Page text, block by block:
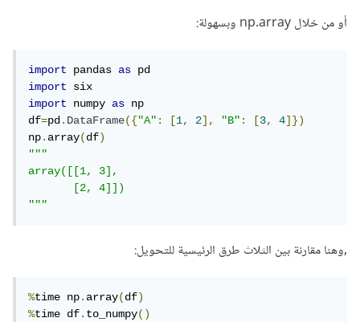
أو من خلال np.array وبسهولة:
import pandas as
import
import
numpy as np
df=pd.DataFrame({"A": [1, 2], "B": [3, 4]})
np.array(df)
"""
array([[1, 3],
"""
,وهنا مقارنة بين الثلاث طرق الرئيسية للتحويل:
%time np.array(df)
%time df.to_numpy()